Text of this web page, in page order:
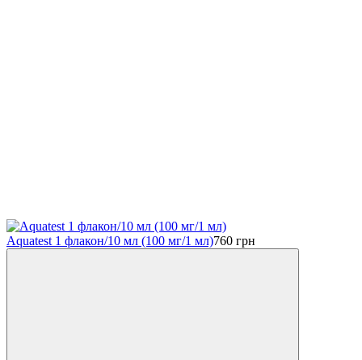
Aquatest 1 флакон/10 мл (100 мг/1 мл)760 грн